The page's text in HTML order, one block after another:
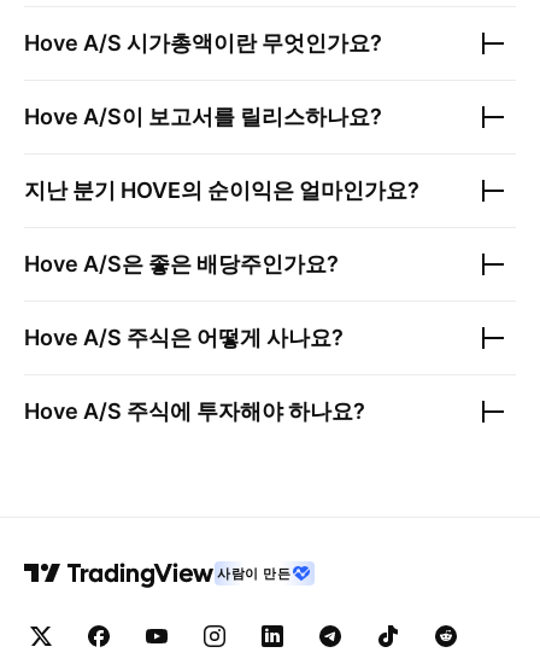
Hove A/S 시가총액이란 무엇인가요?
Hove A/S이 보고서를 릴리스하나요?
지난 분기 HOVE의 순이익은 얼마인가요?
Hove A/S은 좋은 배당주인가요?
Hove A/S 주식은 어떻게 사나요?
Hove A/S 주식에 투자해야 하나요?
사람이 만든